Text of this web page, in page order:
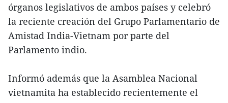
órganos legislativos de ambos países y celebró
la reciente creación del Grupo Parlamentario de
Amistad India-Vietnam por parte del
Parlamento indio.
Informó además que la Asamblea Nacional
vietnamita ha establecido recientemente el